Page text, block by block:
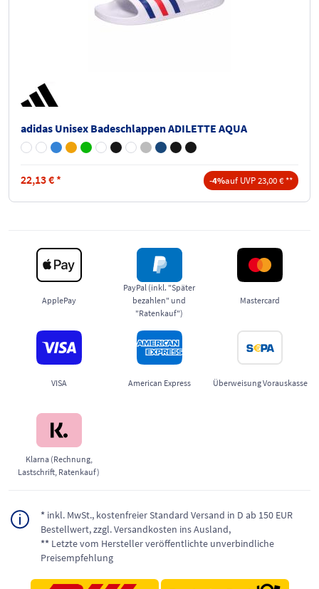
adidas Unisex Badeschlappen ADILETTE AQUA
22,13€ * -4%auf UVP 23,00 € **
ApplePay
PayPal (inkl. "Später
bezahlen" und
"Ratenkauf")
Mastercard
VISA American Express Überweisung Vorauskasse
Klarna (Rechnung,
Lastschrift, Ratenkauf)
* inkl. MwSt., kostenfreier Standard Versand in D ab 150 EUR
Bestellwert, zzgl. Versandkosten ins Ausland,
** Letzte vom Hersteller veröffentlichte unverbindliche
Preisempfehlung